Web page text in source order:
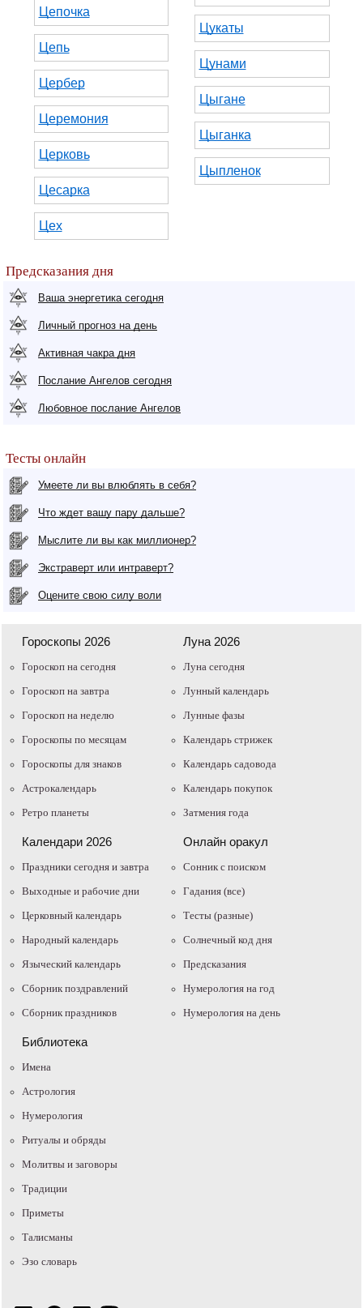
Цепочка
Цепь
Цербер
Церемония
Церковь
Цесарка
Цех
Цукаты
Цунами
Цыгане
Цыганка
Цыпленок
Предсказания дня
Ваша энергетика сегодня
Личный прогноз на день
Активная чакра дня
Послание Ангелов сегодня
Любовное послание Ангелов
Тесты онлайн
Умеете ли вы влюблять в себя?
Что ждет вашу пару дальше?
Мыслите ли вы как миллионер?
Экстраверт или интраверт?
Оцените свою силу воли
Гороскопы 2026
Гороскоп на сегодня
Гороскоп на завтра
Гороскоп на неделю
Гороскопы по месяцам
Гороскопы для знаков
Астрокалендарь
Ретро планеты
Луна 2026
Луна сегодня
Лунный календарь
Лунные фазы
Календарь стрижек
Календарь садовода
Календарь покупок
Затмения года
Календари 2026
Праздники сегодня и завтра
Выходные и рабочие дни
Церковный календарь
Народный календарь
Языческий календарь
Сборник поздравлений
Сборник праздников
Онлайн оракул
Cонник с поиском
Гадания (все)
Тесты (разные)
Солнечный код дня
Предсказания
Нумерология на год
Нумерология на день
Библиотека
Имена
Астрология
Нумерология
Ритуалы и обряды
Молитвы и заговоры
Традиции
Приметы
Талисманы
Эзо словарь